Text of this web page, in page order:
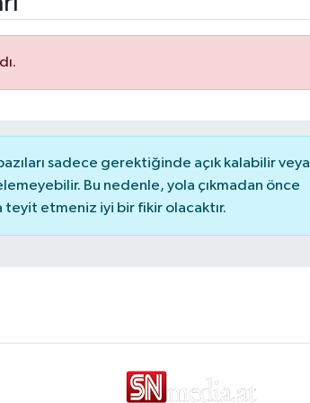
sadece gerektiğinde açık kalabilir veya
Bu nedenle, yola çıkmadan önce
teyit etmeniz iyi bir fikir olacaktır.